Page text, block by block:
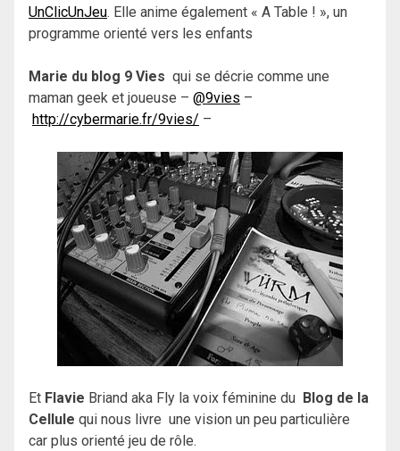
UnClicUnJeu. Elle anime également « A Table ! », un
programme orienté vers les enfants
Marie du blog 9 Vies qui se décrie comme une
maman geek et joueuse – @9vies –
http://cybermarie.fr/9vies/ –
Et Flavie Briand aka Fly la voix féminine du Blog de la
Cellule qui nous livre une vision un peu particulière
car plus orienté jeu de rôle.